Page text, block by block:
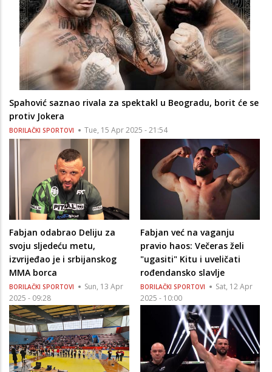
Spahović saznao rivala za spektakl u Beogradu, borit će se
protiv Jokera
BORILAČKI SPORTOVI Tue, 15 Apr 2025 - 21:54
Fabjan odabrao Deliju za
svoju sljedeću metu,
izvrijeđao je i srbijanskog
MMA borca
BORILAČKI SPORTOVI
Sun, 13 Apr
2025 - 09:28
Fabjan već na vaganju
pravio haos: Večeras želi
"ugasiti" Kitu i uveličati
rođendansko slavlje
BORILAČKI SPORTOVI
Sat, 12 Apr
2025 - 10:00